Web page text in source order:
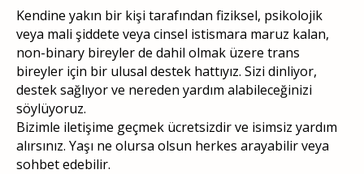
Kendine yakın bir kişi tarafından fiziksel, psikolojik
veya mali şiddete veya cinsel istismara maruz kalan,
non-binary bireyler de dahil olmak üzere trans
bireyler için bir ulusal destek hattıyız. Sizi dinliyor,
destek sağlıyor ve nereden yardım alabileceğinizi
söylüyoruz.
Bizimle iletişime geçmek ücretsizdir ve isimsiz yardım
alırsınız. Yaşı ne olursa olsun herkes arayabilir veya
sohbet edebilir.